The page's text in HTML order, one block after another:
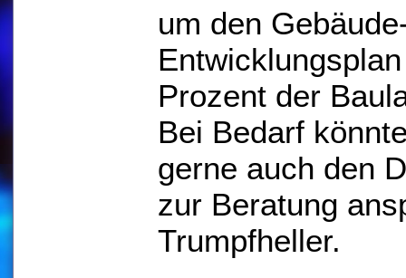
um den
Prozent der
Bei Bedarf
gerne auch den
zur Beratung
Trumpfheller.